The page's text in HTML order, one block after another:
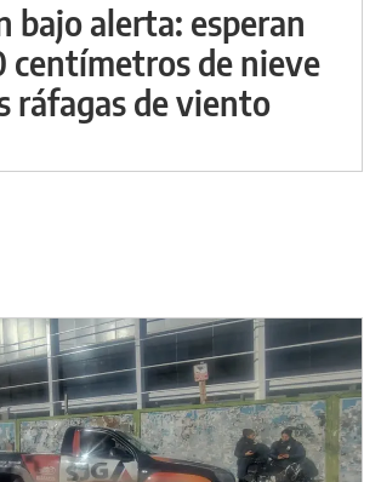
bajo alerta: esperan
centímetros de nieve
ráfagas de viento